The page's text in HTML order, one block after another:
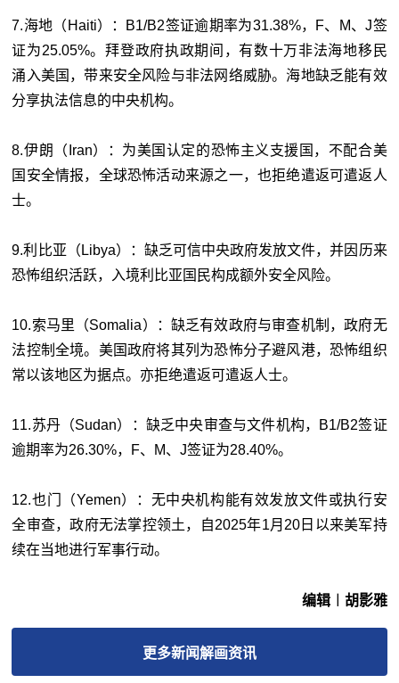
7.海地（Haiti）：B1/B2签证逾期率为31.38%，F、M、J签
证为25.05%。拜登政府执政期间，有数十万非法海地移民
涌入美国，带来安全风险与非法网络威胁。海地缺乏能有效
分享执法信息的中央机构。
8.伊朗（Iran）：为美国认定的恐怖主义支援国，不配合美
国安全情报，全球恐怖活动来源之一，也拒绝遣返可遣返人
士。
9.利比亚（Libya）：缺乏可信中央政府发放文件，并因历来
恐怖组织活跃，入境利比亚国民构成额外安全风险。
10.索马里（Somalia）：缺乏有效政府与审查机制，政府无
法控制全境。美国政府将其列为恐怖分子避风港，恐怖组织
常以该地区为据点。亦拒绝遣返可遣返人士。
11.苏丹（Sudan）：缺乏中央审查与文件机构，B1/B2签证
逾期率为26.30%，F、M、J签证为28.40%。
12.也门（Yemen）： 无中央机构能有效发放文件或执行安
全审查，政府无法掌控领土，自2025年1月 20 日以来美军持
续在当地进行军事行动。
编辑︱胡影雅
更多新闻解画资讯